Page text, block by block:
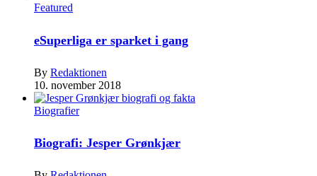
Featured
eSuperliga er sparket i gang
By Redaktionen
10. november 2018
Biografier
Biografi: Jesper Grønkjær